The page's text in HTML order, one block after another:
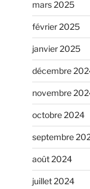
mars 2025
février 2025
janvier 2025
décembre
novembre
octobre 2024
septembre
août 2024
juillet 2024